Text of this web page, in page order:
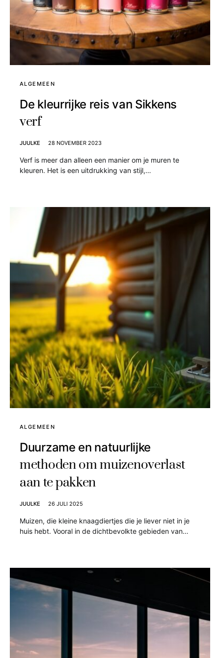
ALGEMEEN
De kleurrijke reis van Sikkens
verf
JUULKE 28 NOVEMBER 2023
Verf is meer dan alleen een manier om je muren te
kleuren. Het is een uitdrukking van stijl,…
ALGEMEEN
Duurzame en natuurlijke
methoden om muizenoverlast
aan te pakken
JUULKE 26 JULI 2025
Muizen, die kleine knaagdiertjes die je liever niet in je
huis hebt. Vooral in de dichtbevolkte gebieden van…